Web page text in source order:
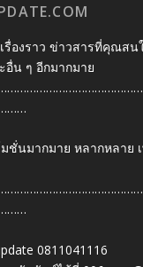
รื่องราว ข่าวสารที่คุณสน
อื่น ๆ อีกมากมาย
ชั่นมากมาย หลากหลาย
0811041116